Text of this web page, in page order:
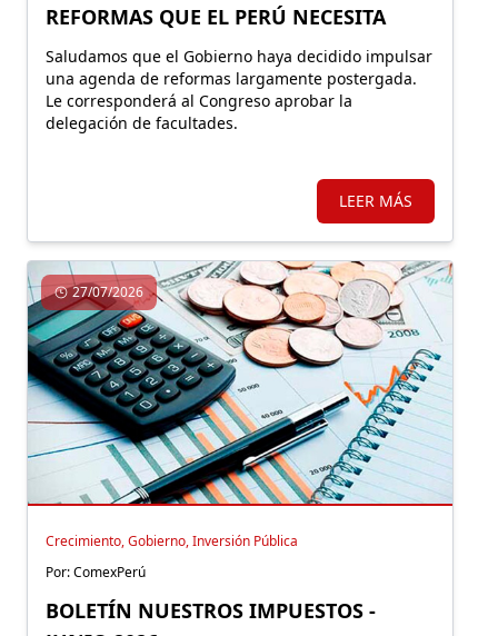
REFORMAS QUE EL PERÚ NECESITA
Saludamos que el Gobierno haya decidido impulsar
una agenda de reformas largamente postergada.
Le corresponderá al Congreso aprobar la
delegación de facultades.
LEER MÁS
27/07/2026
Crecimiento, Gobierno, Inversión Pública
Por: ComexPerú
BOLETÍN NUESTROS IMPUESTOS -